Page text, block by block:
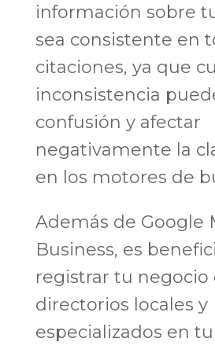
información sobre
sea consistente en
citaciones, ya que
inconsistencia
confusión y afectar
negativamente la
en los motores de
Además de Google
Business, es
registrar tu negocio
directorios locales y
especializados en